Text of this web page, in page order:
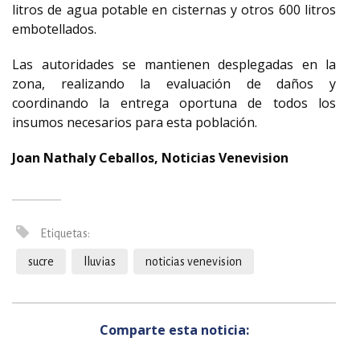
litros de agua potable en cisternas y otros 600 litros
embotellados.
Las autoridades se mantienen desplegadas en la
zona, realizando la evaluación de daños y
coordinando la entrega oportuna de todos los
insumos necesarios para esta población.
Joan Nathaly Ceballos, Noticias Venevision
Etiquetas:
sucre lluvias noticias venevision
Comparte esta noticia: